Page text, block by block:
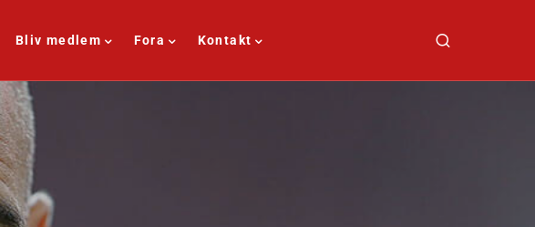
Bliv medlem Fora Kontakt